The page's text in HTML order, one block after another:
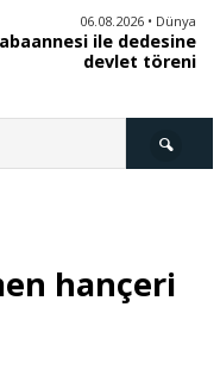
06.08.2026 • Dünya
ile dedesine
devlet töreni
hançeri